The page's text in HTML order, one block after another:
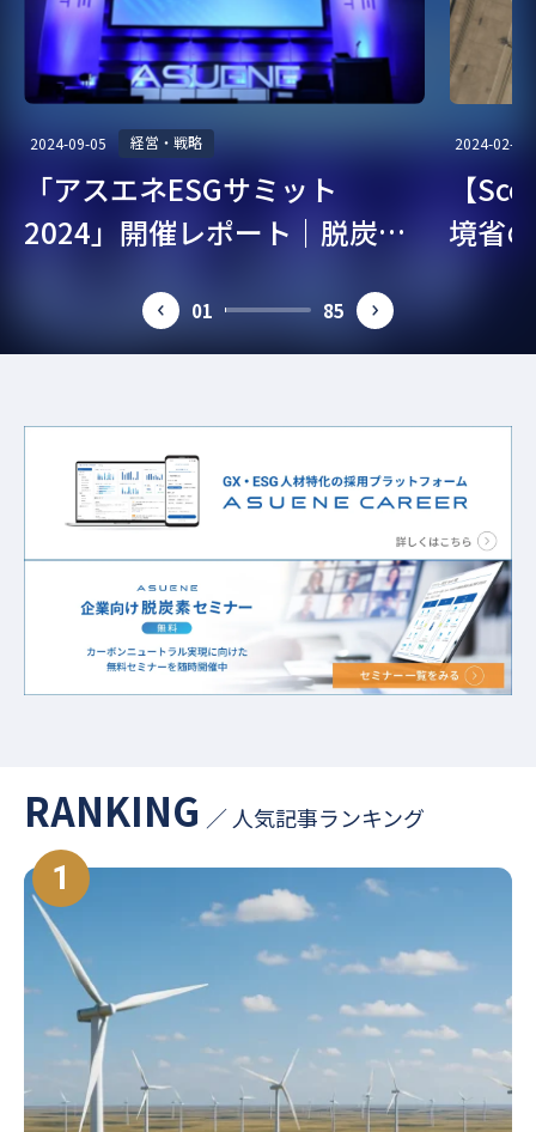
#地域 #CSRD #CDP回答
#エネルギーマネジメント #CO2算定 #ESG投資
#ユニフォーム
#脱炭素経営 #CSO #CBAM #リサイクル
#CDPスコア #エネマネ事業者 #排出係数
#作業着 #GX人材
#ESGデータ #欧州規制 #人的資本 #気候変動
#cat1 #カーボンニュートラル
#CO2排出削減 #ライフスタイル #欧州電池規則
#サステナブル転職 #GHG
#太陽光発電 #サーキュラー
#CO2削減 #温室効果ガス削減
#グリーンビル認証
#気候変動対策 #中小企業 #生物多様性
#SSBJ #PPA #地球温暖化
#第三者保証 #カーボンオフセット
#従業員満足度 #グリーンファイナンス #CFP
#バイオマス #食品 #GXスキル標準 #RE100
2024-09-05 経営・戦略
「アスエネESGサミット
2024」開催レポート｜脱炭
2024-02-07
【
境省
prev 01 85 next
RANKING ／ 人気記事ランキング
1